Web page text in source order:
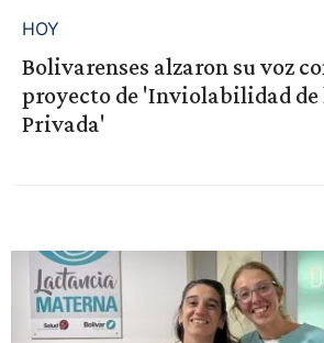
HOY
Bolivarenses alzaron su voz
proyecto de 'Inviolabilidad de
Privada'